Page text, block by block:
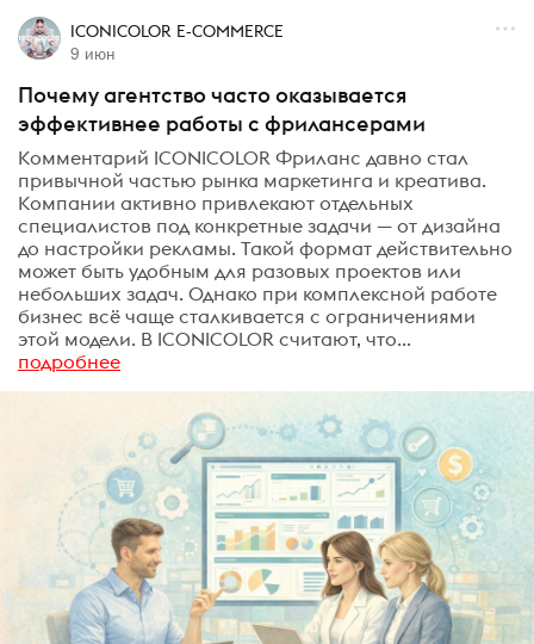
ICONICOLOR E-COMMERCE
9 июн
Почему агентство часто оказывается
эффективнее работы с фрилансерами
Комментарий ICONICOLOR Фриланс давно стал
привычной частью рынка маркетинга и креатива.
Компании активно привлекают отдельных
специалистов под конкретные задачи — от дизайна
до настройки рекламы. Такой формат действительно
может быть удобным для разовых проектов или
небольших задач. Однако при комплексной работе
бизнес всё чаще сталкивается с ограничениями
этой модели. В ICONICOLOR считают, что...
подробнее